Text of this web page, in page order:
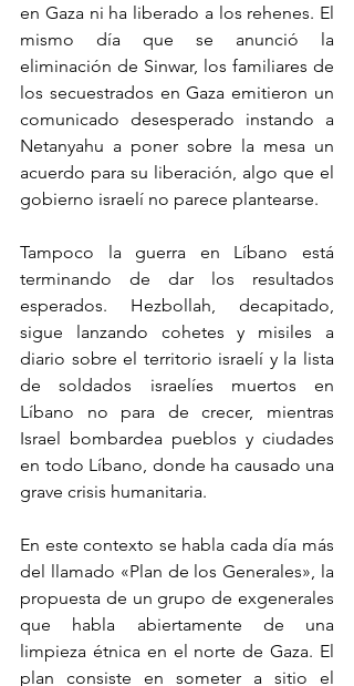
en Gaza ni ha liberado a los rehenes. El
mismo día que se anunció la
eliminación de Sinwar, los familiares de
los secuestrados en Gaza emitieron un
comunicado desesperado instando a
Netanyahu a poner sobre la mesa un
acuerdo para su liberación, algo que el
gobierno israelí no parece plantearse.
Tampoco la guerra en Líbano está
terminando de dar los resultados
esperados. Hezbollah, decapitado,
sigue lanzando cohetes y misiles a
diario sobre el territorio israelí y la lista
de soldados israelíes muertos en
Líbano no para de crecer, mientras
Israel bombardea pueblos y ciudades
en todo Líbano, donde ha causado una
grave crisis humanitaria.
En este contexto se habla cada día más
del llamado «Plan de los Generales», la
propuesta de un grupo de exgenerales
que habla abiertamente de una
limpieza étnica en el norte de Gaza. El
plan consiste en someter a sitio el